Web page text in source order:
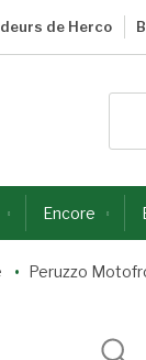
de Herco
Encore
Peruzzo